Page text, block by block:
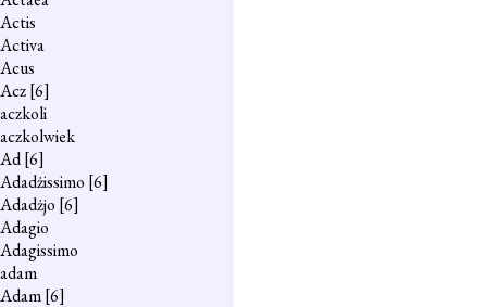
Actis
Activa
Acus
Acz[6]
aczkoli
aczkolwiek
Ad[6]
Adadżissimo [6]
Adadżjo [6]
Adagio
Adagissimo
adam
Adam[6]